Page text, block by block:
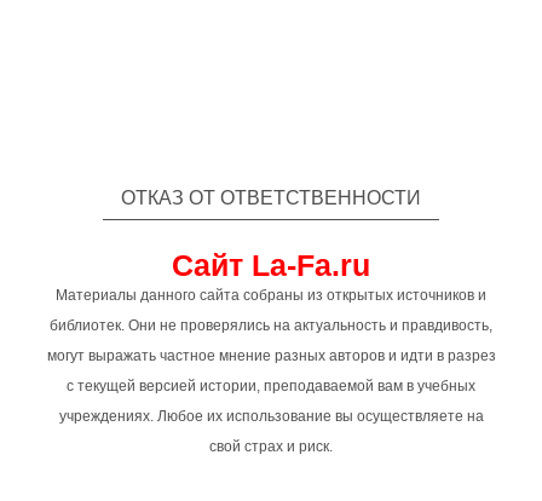
ОТКАЗ ОТ ОТВЕТСТВЕННОСТИ
Сайт La-Fa.ru
Материалы данного сайта собраны из открытых источников и
библиотек. Они не проверялись на актуальность и правдивость,
могут выражать частное мнение разных авторов и идти в разрез
с текущей версией истории, преподаваемой вам в учебных
учреждениях. Любое их использование вы осуществляете на
свой страх и риск.